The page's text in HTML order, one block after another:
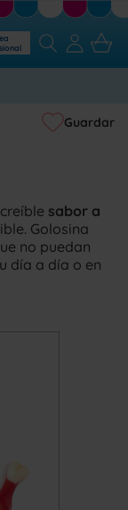
Guardar
sabor a
Golosina
no puedan
día a día o en